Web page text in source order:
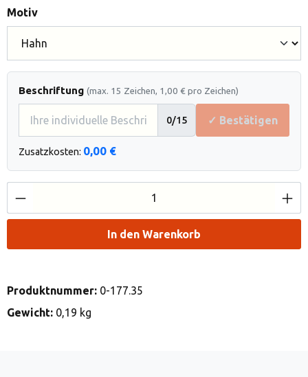
Motivauswählen
Beschriftung (max. 15 Zeichen, 1,00 € pro Zeichen)
0/15 ✓ Bestätigen
Zusatzkosten: 0,00 €
Produkt Anzahl: Gib den gewünschten
In den Warenkorb
Produktnummer: 0-177.35
Gewicht: 0,19 kg